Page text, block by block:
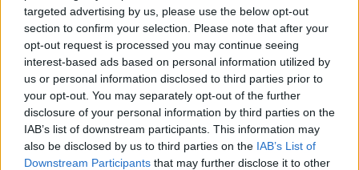
targeted advertising by us, please use the below opt-out
section to confirm your selection. Please note that after your
opt-out request is processed you may continue seeing
interest-based ads based on personal information utilized by
us or personal information disclosed to third parties prior to
your opt-out. You may separately opt-out of the further
disclosure of your personal information by third parties on the
IAB’s list of downstream participants. This information may
also be disclosed by us to third parties on the IAB’s List of
Downstream Participants that may further disclose it to other
mobili e varie modifiche della cellula), e per 300 euro mi ha
montato tutto (mannaggia a me! Avevo fretta, di partire, ma con
manualità e qualche lettura e consiglio degli utenti di COL, avrei
sicuramente potuto farlo io gratis).
L'allestitore mi disse "se mi porti cinesate da 2 soldi non te le
installo perché non mi prendo la responsabilità" poi ha visto il
materiale e ha confermato che era buono...
Meno della metà di quello che ti hanno proposto...magari uno
sguardo a negozi online come puntoenergiashop.it o altri, dallo
comunque, cosi ti fai un idea...per completezza viviamo da 6